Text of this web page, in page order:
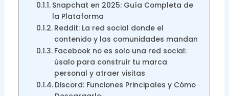
Snapchat en 2025: Guía Completa de
la Plataforma
Reddit: La red social donde el
contenido y las comunidades mandan
Facebook no es solo una red social:
úsalo para construir tu marca
personal y atraer visitas
Discord: Funciones Principales y Cómo